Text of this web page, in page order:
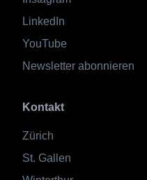
LinkedIn
YouTube
Newsletter abonnieren
Kontakt
Zürich
St. Gallen